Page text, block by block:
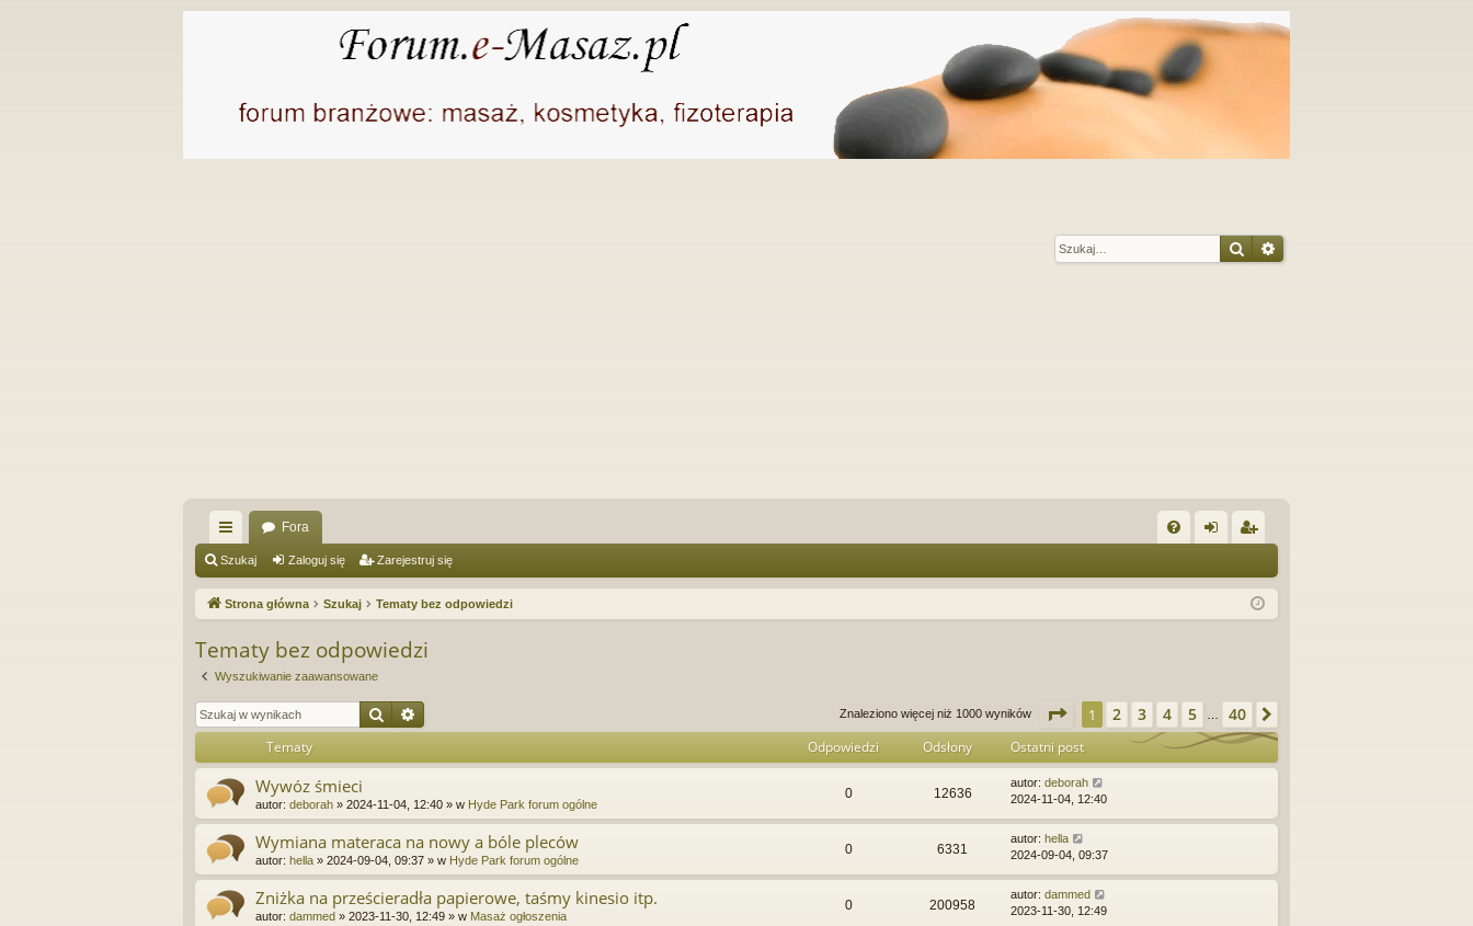
Szukaj
ię
ce
…
Fora
Q og ej
Szukaj Zaloguj się Zarejestruj się
Strona główna Szukaj Tematy bez odpowiedzi
Tematy bez odpowiedzi
Wyszukiwanie zaawansowane
Szukaj Znaleziono więcej niż 1000 wyników Strona z 40
1 2 3 4 5 40
Tematy Odpowiedzi Odsłony Ostatni post
Wywóz śmieci
autor: deborah » 2024-11-04, 12:40 » w Hyde Park forum ogólne
0 12636
autor: deborah
2024-11-04, 12:40
Wymiana materaca na nowy a bóle pleców
autor: hella » 2024-09-04, 09:37 » w Hyde Park forum ogólne
0 6331
autor: hella
2024-09-04, 09:37
Zniżka na prześcieradła papierowe, taśmy kinesio itp.
autor: dammed » 2023-11-30, 12:49 » w Masaż ogłoszenia
0 200958
autor: dammed
2023-11-30, 12:49